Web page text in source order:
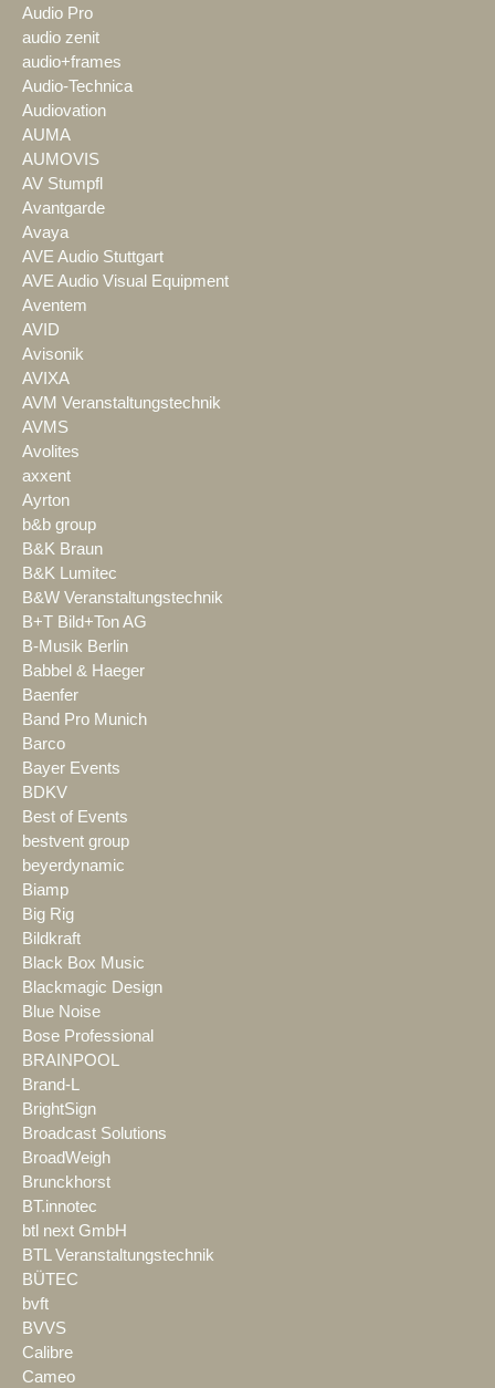
Audio Pro
audio zenit
audio+frames
Audio-Technica
Audiovation
AUMA
AUMOVIS
AV Stumpfl
Avantgarde
Avaya
AVE Audio Stuttgart
AVE Audio Visual Equipment
Aventem
AVID
Avisonik
AVIXA
AVM Veranstaltungstechnik
AVMS
Avolites
axxent
Ayrton
b&b group
B&K Braun
B&K Lumitec
B&W Veranstaltungstechnik
B+T Bild+Ton AG
B-Musik Berlin
Babbel & Haeger
Baenfer
Band Pro Munich
Barco
Bayer Events
BDKV
Best of Events
bestvent group
beyerdynamic
Biamp
Big Rig
Bildkraft
Black Box Music
Blackmagic Design
Blue Noise
Bose Professional
BRAINPOOL
Brand-L
BrightSign
Broadcast Solutions
BroadWeigh
Brunckhorst
BT.innotec
btl next GmbH
BTL Veranstaltungstechnik
BÜTEC
bvft
BVVS
Calibre
Cameo